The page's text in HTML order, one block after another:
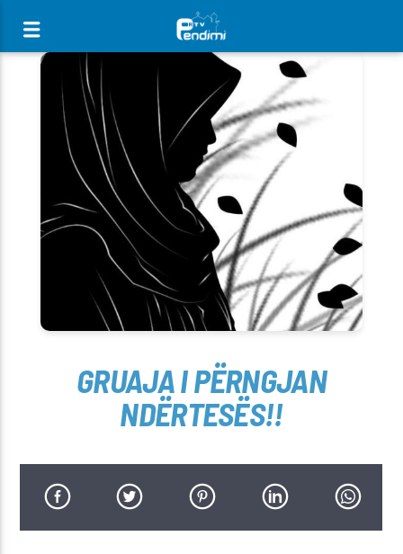
[There are no radio stations in the database]
GRUAJA I PËRNGJAN
NDËRTESËS!!